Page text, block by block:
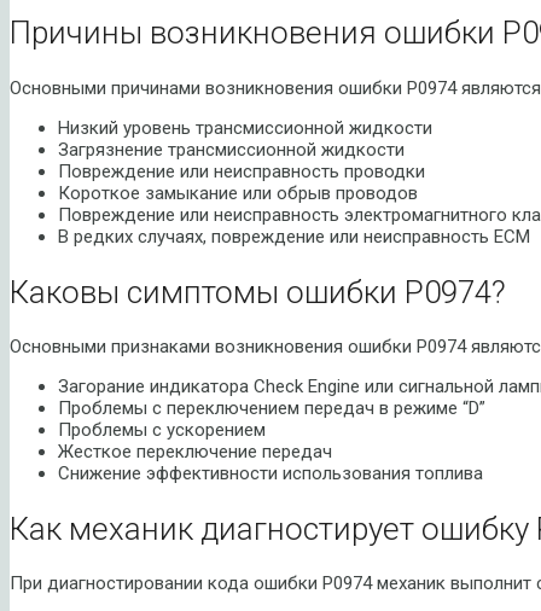
Причины возникновения ошибки
Основными причинами возникновения ошибки P0974
Низкий уровень трансмиссионной жидкости
Загрязнение трансмиссионной жидкости
Повреждение или неисправность проводки
Короткое замыкание или обрыв проводов
Повреждение или неисправность электромагнитного
В редких случаях, повреждение или неисправность ECM
Каковы симптомы ошибки P0974?
Основными признаками возникновения ошибки P0974
Загорание индикатора Check Engine или сигнальной
Проблемы с переключением передач в режиме “D”
Проблемы с ускорением
Жесткое переключение передач
Снижение эффективности использования топлива
Как механик диагностирует ошибку
При диагностировании кода ошибки P0974 механик